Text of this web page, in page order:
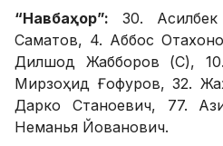
“Навбаҳор”: 30.
Саматов, 4. Аббос
Дилшод Жабборов (С),
Мирзоҳид Ғофуров, 32.
Дарко Станоевич, 77.
Неманья Йованович.